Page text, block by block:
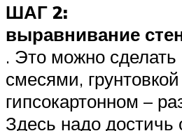
ШАГ 2:
выравнивание
. Это можно
смесями,
гипсокартонном –
Здесь надо достичь